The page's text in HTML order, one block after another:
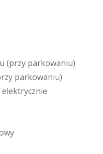
u (przy parkowaniu)
rzy parkowaniu)
elektrycznie
wy